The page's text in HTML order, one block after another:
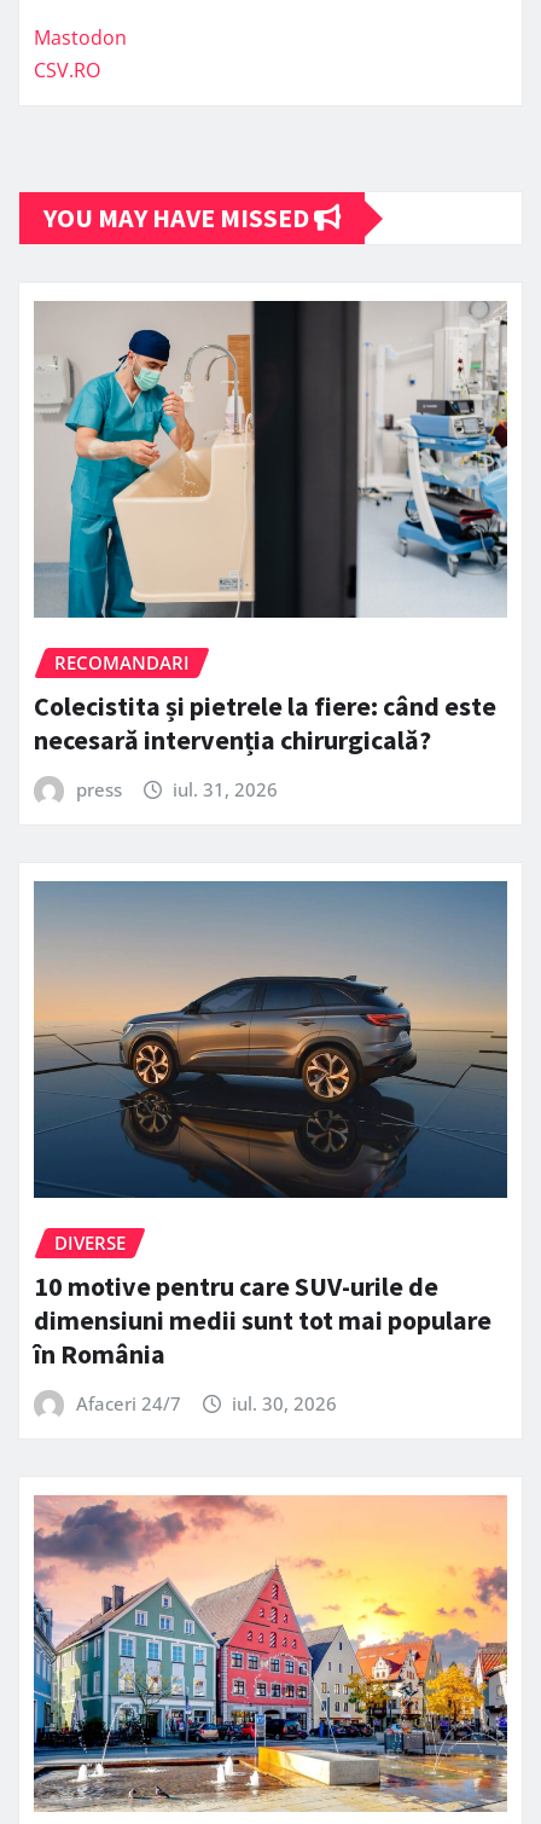
Mastodon
CSV.RO
YOU MAY HAVE MISSED
RECOMANDARI
Colecistita și pietrele la fiere: când este
necesară intervenția chirurgicală?
press iul. 31, 2026
DIVERSE
10 motive pentru care SUV-urile de
dimensiuni medii sunt tot mai populare
în România
Afaceri 24/7 iul. 30, 2026